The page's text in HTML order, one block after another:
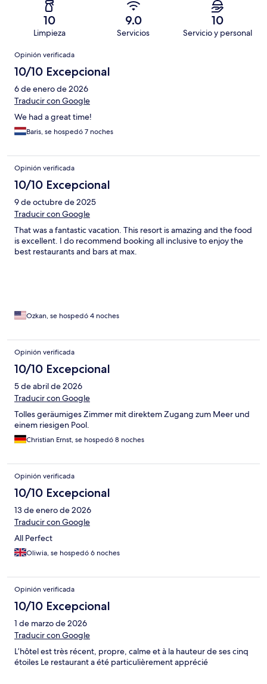
10
Limpieza
9.0
Servicios
10
Servicio y personal
Opiniones
Opinión verificada
10/10 Excepcional
6 de enero de 2026
Traducir con Google
We had a great time!
Baris, se hospedó 7 noches
Opinión verificada
10/10 Excepcional
9 de octubre de 2025
Traducir con Google
That was a fantastic vacation. This resort is amazing and the food
is excellent. I do recommend booking all inclusive to enjoy the
best restaurants and bars at max.
Ozkan, se hospedó 4 noches
Opinión verificada
10/10 Excepcional
5 de abril de 2026
Traducir con Google
Tolles geräumiges Zimmer mit direktem Zugang zum Meer und
einem riesigen Pool.
Christian Ernst, se hospedó 8 noches
Opinión verificada
10/10 Excepcional
13 de enero de 2026
Traducir con Google
All Perfect
Oliwia, se hospedó 6 noches
Opinión verificada
10/10 Excepcional
1 de marzo de 2026
Traducir con Google
L’hôtel est très récent, propre, calme et à la hauteur de ses cinq
étoiles Le restaurant a été particulièrement apprécié